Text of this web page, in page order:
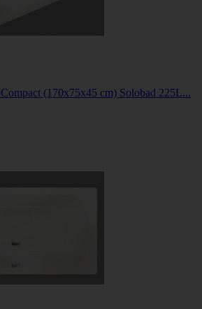
(170x75x45 cm) Solobad 225L...